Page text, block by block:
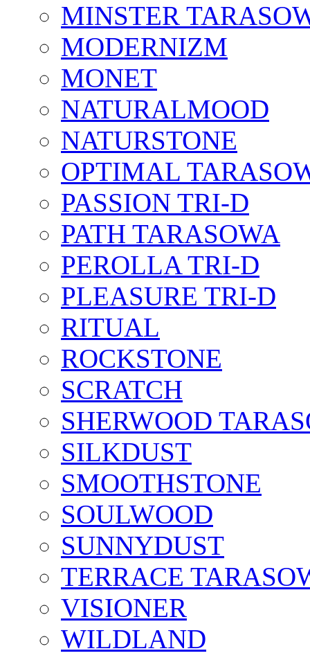
MINSTER
MODERNIZM
MONET
NATURALMOOD
NATURSTONE
OPTIMAL
PASSION TRI-D
PATH TARASOWA
PEROLLA TRI-D
PLEASURE TRI-D
RITUAL
ROCKSTONE
SCRATCH
SHERWOOD
SILKDUST
SMOOTHSTONE
SOULWOOD
SUNNYDUST
TERRACE
VISIONER
WILDLAND